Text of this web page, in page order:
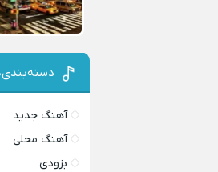
آهنگ جدید
آهنگ محلی
بزودی